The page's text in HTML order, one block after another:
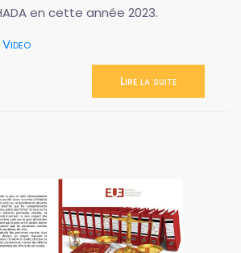
en cette année 2023.
Video
Lire la suite